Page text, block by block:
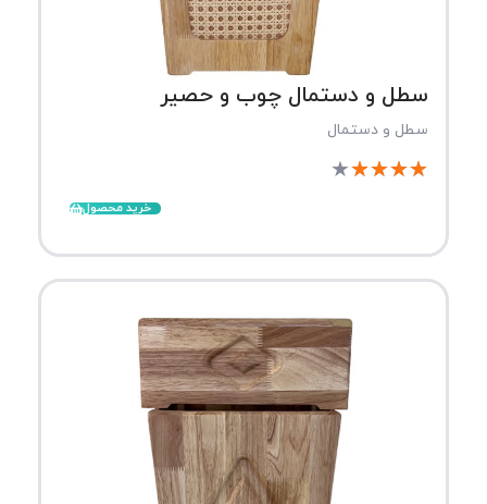
سطل و دستمال چوب و حصیر
سطل و دستمال
★
★
★
★
★
خرید محصول